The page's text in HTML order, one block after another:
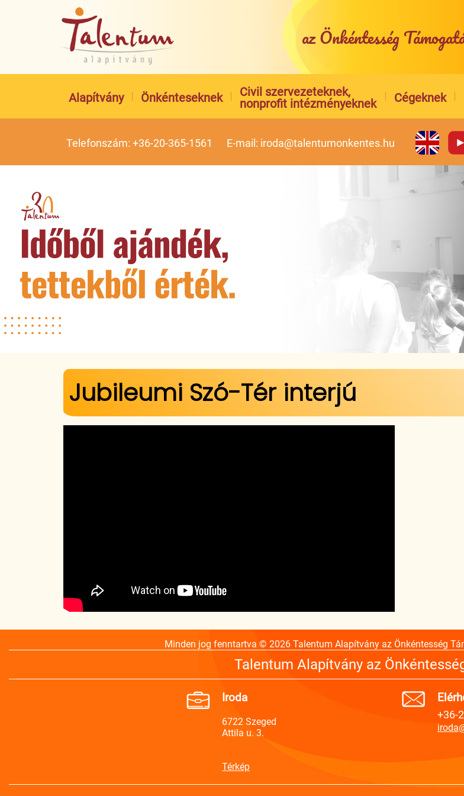
az Önkéntesség
Alapítvány Önkénteseknek
Civil szervezeteknek,
nonprofit intézményeknek
Cégeknek
Telefonszám: +36-20-365-1561 E-mail: iroda@talentumonkentes.hu
Jelenlegi hely
Jubileumi Szó-Tér interjú
Minden jog fenntartva © 2026 Talentum Alapítvány az Önkéntesség
Talentum Alapítvány az
Iroda
6722 Szeged
Attila u. 3.
Térkép
+36-